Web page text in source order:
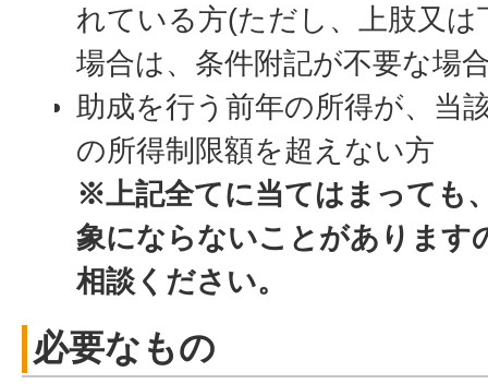
れている方(ただし、上肢又
場合は、条件附記が不要な場
助成を行う前年の所得が、当
の所得制限額を超えない方
※上記全てに当てはまっても
象にならないことがあります
相談ください。
必要なもの